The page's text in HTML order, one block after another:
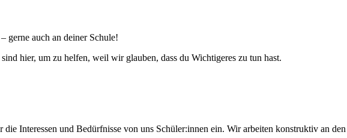
– gerne auch an deiner Schule!
hier, um zu helfen, weil wir glauben, dass du Wichtigeres zu tun hast.
Interessen und Bedürfnisse von uns Schüler:innen ein. Wir arbeiten konstruktiv an